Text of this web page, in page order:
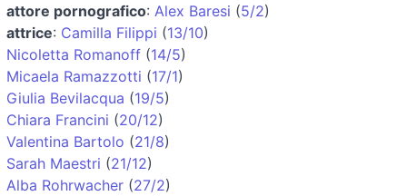
attore pornografico: Alex Baresi (5/2)
attrice: Camilla Filippi (13/10)
Nicoletta Romanoff (14/5)
Micaela Ramazzotti (17/1)
Giulia Bevilacqua (19/5)
Chiara Francini (20/12)
Valentina Bartolo (21/8)
Sarah Maestri (21/12)
Alba Rohrwacher (27/2)